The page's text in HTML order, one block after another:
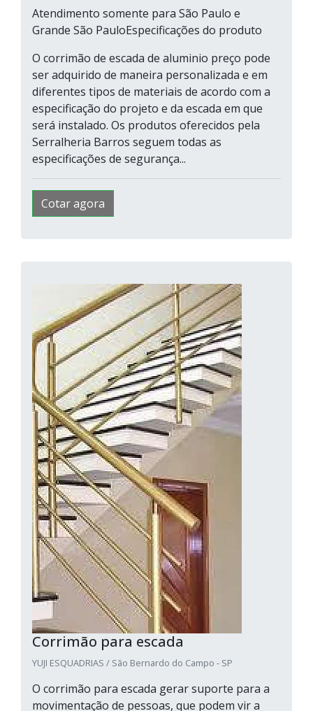
Atendimento somente para São Paulo e
Grande São PauloEspecificações do produto
O corrimão de escada de aluminio preço pode
ser adquirido de maneira personalizada e em
diferentes tipos de materiais de acordo com a
especificação do projeto e da escada em que
será instalado. Os produtos oferecidos pela
Serralheria Barros seguem todas as
especificações de segurança...
Cotar agora
Corrimão para escada
YUJI ESQUADRIAS / São Bernardo do Campo - SP
O corrimão para escada gerar suporte para a
movimentação de pessoas, que podem vir a